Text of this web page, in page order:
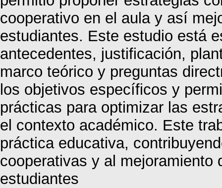
cooperativo en el aula y así
estudiantes. Este estudio está
antecedentes, justificación,
marco teórico y preguntas
los objetivos específicos y
prácticas para optimizar las
el contexto académico. Este
práctica educativa,
cooperativas y al mejoramiento
estudiantes